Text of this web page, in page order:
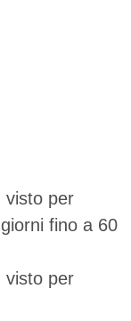
visto per
fino a 60
visto per